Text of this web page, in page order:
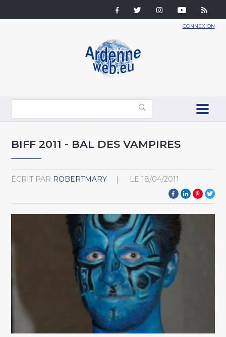
CONNEXION
BIFF 2011 - BAL DES VAMPIRES
ÉCRIT PAR ROBERTMARY LE 18/04/2011